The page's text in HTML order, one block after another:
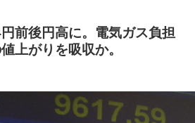
前後円高に。電気ガス負担
上がりを吸収か。